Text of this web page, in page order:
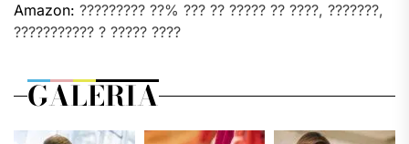
Amazon: ????????? ??% ??? ?? ????? ?? ????, ???????,
??????????? ? ????? ????
GALERIA